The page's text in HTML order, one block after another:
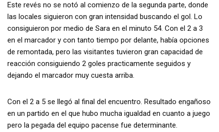
Este revés no se notó al comienzo de la segunda parte, donde
las locales siguieron con gran intensidad buscando el gol. Lo
consiguieron por medio de Sara en el minuto 54. Con el 2 a 3
en el marcador y con tanto tiempo por delante, había opciones
de remontada, pero las visitantes tuvieron gran capacidad de
reacción consiguiendo 2 goles practicamente seguidos y
dejando el marcador muy cuesta arriba.
Con el 2 a 5 se llegó al final del encuentro. Resultado engañoso
en un partido en el que hubo mucha igualdad en cuanto a juego
pero la pegada del equipo pacense fue determinante.